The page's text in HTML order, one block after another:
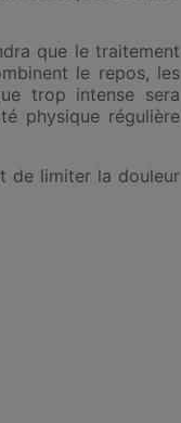
que le traitement
le repos, les
trop intense sera
physique régulière
de limiter la douleur